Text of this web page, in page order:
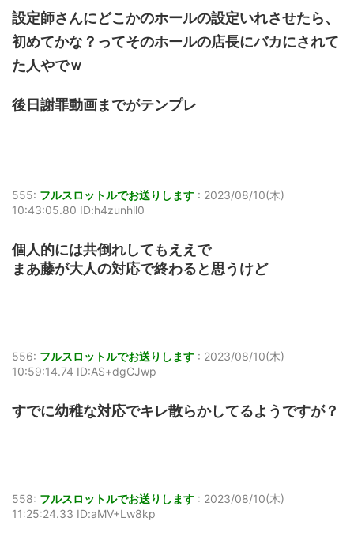
設定師さんにどこかのホールの設定いれさせたら、
初めてかな？ってそのホールの店長にバカにされて
た人やでｗ
後日謝罪動画までがテンプレ
555: フルスロットルでお送りします : 2023/08/10(木)
10:43:05.80 ID:h4zunhll0
個人的には共倒れしてもええで
まあ藤が大人の対応で終わると思うけど
556: フルスロットルでお送りします : 2023/08/10(木)
10:59:14.74 ID:AS+dgCJwp
すでに幼稚な対応でキレ散らかしてるようですが？
558: フルスロットルでお送りします : 2023/08/10(木)
11:25:24.33 ID:aMV+Lw8kp